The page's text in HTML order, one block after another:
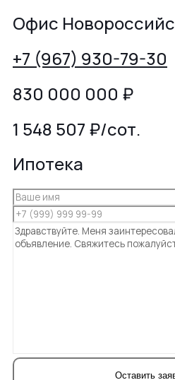
Офис
+7 (967) 930-79-30
830 000 000 ₽
1 548 507 ₽/сот.
Ипотека